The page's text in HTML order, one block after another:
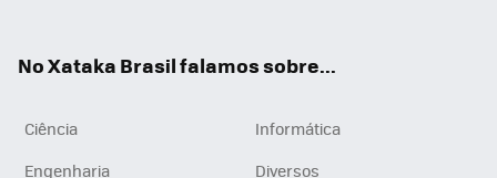
No Xataka Brasil falamos sobre...
Ciência
Informática
Engenharia
Diversos